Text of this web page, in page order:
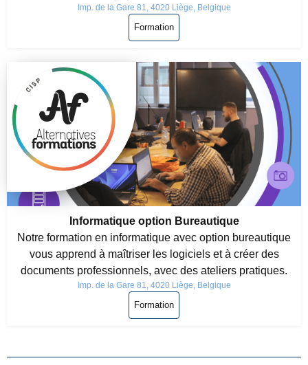
Imp. de la Gare 81, 4020 Liège, Belgique
Formation
Informatique option Bureautique
Notre formation en informatique avec option bureautique
vous apprend à maîtriser les logiciels et à créer des
documents professionnels, avec des ateliers pratiques.
Imp. de la Gare 81, 4020 Liège, Belgique
Formation